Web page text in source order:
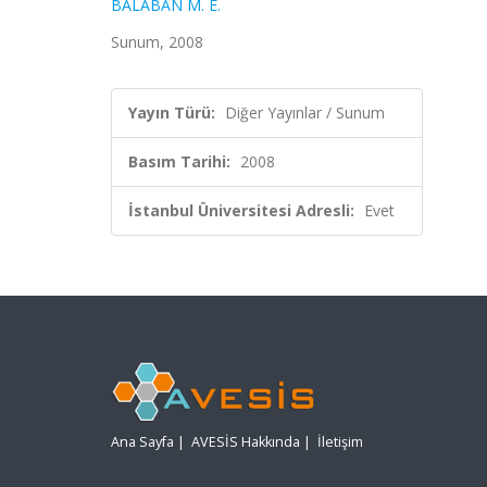
BALABAN M. E.
Sunum, 2008
Yayın Türü: Diğer Yayınlar / Sunum
Basım Tarihi: 2008
İstanbul Üniversitesi Adresli: Evet
Ana Sayfa | AVESİS Hakkında | İletişim